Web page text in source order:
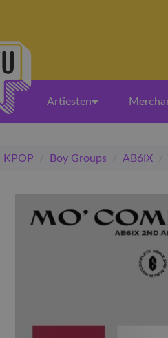
Artiesten
KPOP / Boy Groups / AB6IX /